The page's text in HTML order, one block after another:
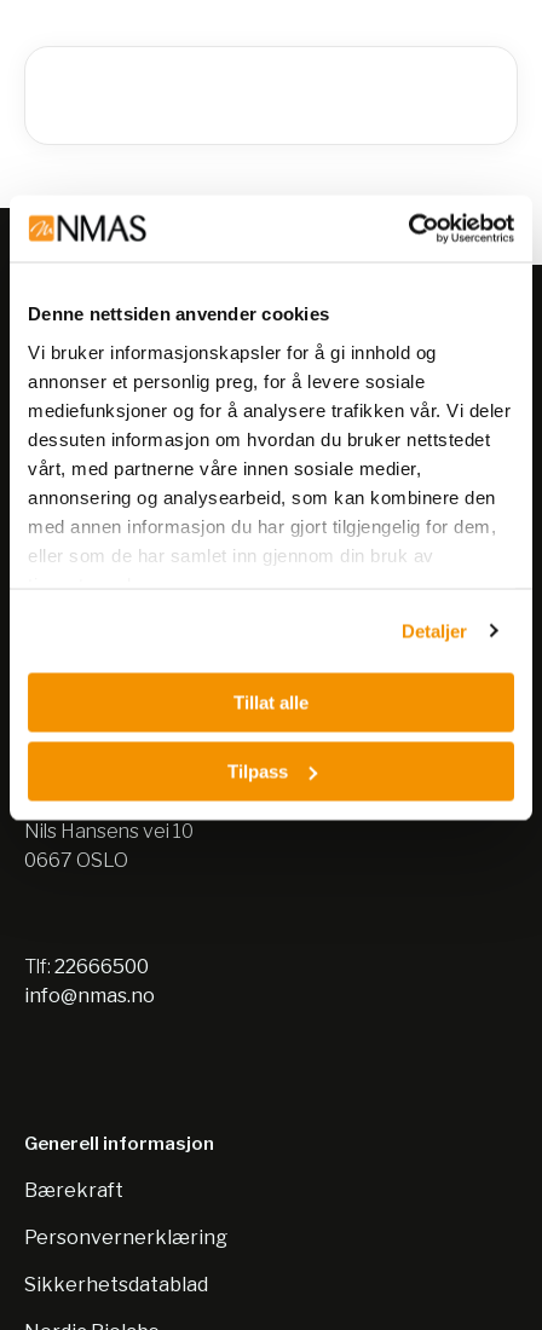
Denne nettsiden anvender cookies
Vi bruker informasjonskapsler for å gi innhold og
annonser et personlig preg, for å levere sosiale
mediefunksjoner og for å analysere trafikken vår. Vi deler
dessuten informasjon om hvordan du bruker nettstedet
vårt, med partnerne våre innen sosiale medier,
annonsering og analysearbeid, som kan kombinere den
med annen informasjon du har gjort tilgjengelig for dem,
eller som de har samlet inn gjennom din bruk av
Detaljer
Tillat alle
Tilpass
Meld deg på vårt nyhetsbrev!
Få informasjon om produkter,
arrangementer og kampanjer.
Meld på nyhetsbrev
Nils Hansens vei 8
Lager:
Nils Hansens vei 10
0667 OSLO
Tlf: 22666500
info@nmas.no
Generell informasjon
Bærekraft
Personvernerklæring
Sikkerhetsdatablad